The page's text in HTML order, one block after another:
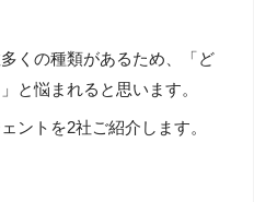
くの種類があるため、「ど
と悩まれると思います。
ントを2社ご紹介します。